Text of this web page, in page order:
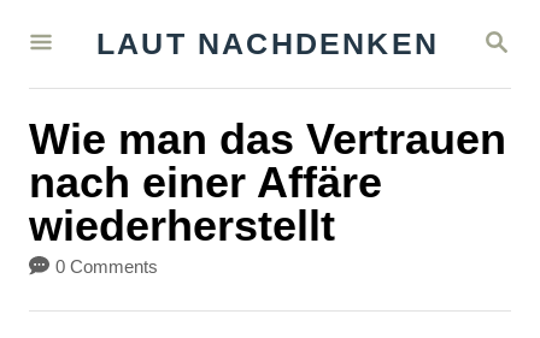
S
A
C
LAUT NACHDENKEN
Wie man das Vertrauen
nach einer Affäre
wiederherstellt
0 Comments